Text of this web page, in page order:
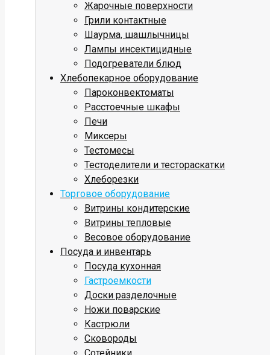
Жарочные поверхности
Грили контактные
Шаурма, шашлычницы
Лампы инсектицидные
Подогреватели блюд
Хлебопекарное оборудование
Пароконвектоматы
Расстоечные шкафы
Печи
Миксеры
Тестомесы
Тестоделители и тестораскатки
Хлеборезки
Торговое оборудование
Витрины кондитерские
Витрины тепловые
Весовое оборудование
Посуда и инвентарь
Посуда кухонная
Гастроемкости
Доски разделочные
Ножи поварские
Кастрюли
Сковороды